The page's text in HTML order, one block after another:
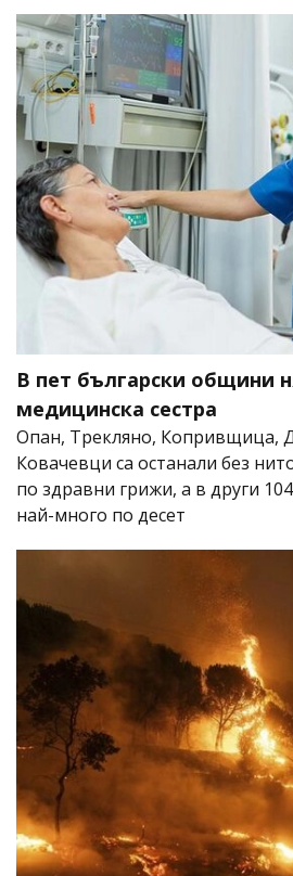
В пет български общини
медицинска сестра
Опан, Трекляно, Копривщица,
Ковачевци са останали без
по здравни грижи, а в други
най-много по десет